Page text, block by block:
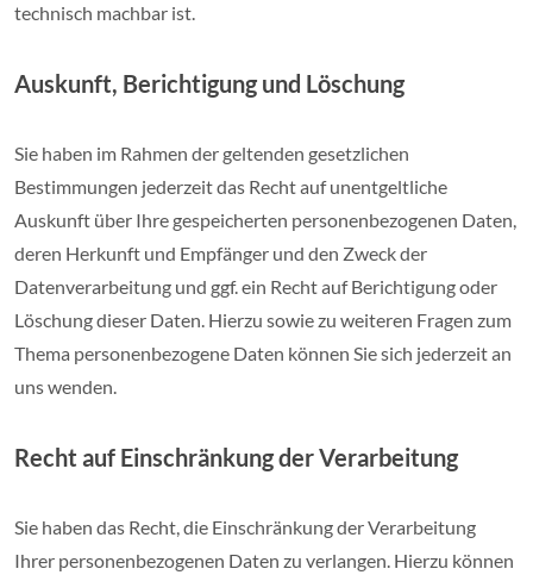
technisch machbar ist.
Auskunft, Berichtigung und Löschung
Sie haben im Rahmen der geltenden gesetzlichen
Bestimmungen jederzeit das Recht auf unentgeltliche
Auskunft über Ihre gespeicherten personenbezogenen Daten,
deren Herkunft und Empfänger und den Zweck der
Datenverarbeitung und ggf. ein Recht auf Berichtigung oder
Löschung dieser Daten. Hierzu sowie zu weiteren Fragen zum
Thema personenbezogene Daten können Sie sich jederzeit an
uns wenden.
Recht auf Einschränkung der Verarbeitung
Sie haben das Recht, die Einschränkung der Verarbeitung
Ihrer personenbezogenen Daten zu verlangen. Hierzu können